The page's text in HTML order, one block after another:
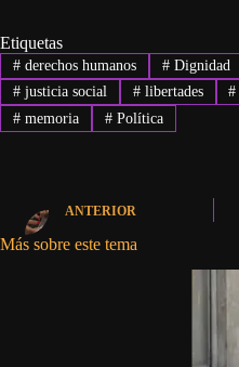
Etiquetas
#derechos humanos #Dignidad
#justicia social #libertades #
#memoria #Política
ANTERIOR
Más sobre este tema